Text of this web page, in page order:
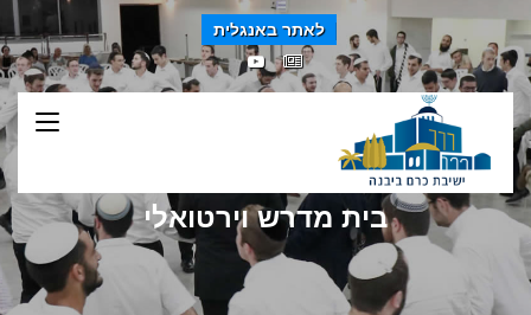
לאתר באנגלית
בית מדרש וירטואלי